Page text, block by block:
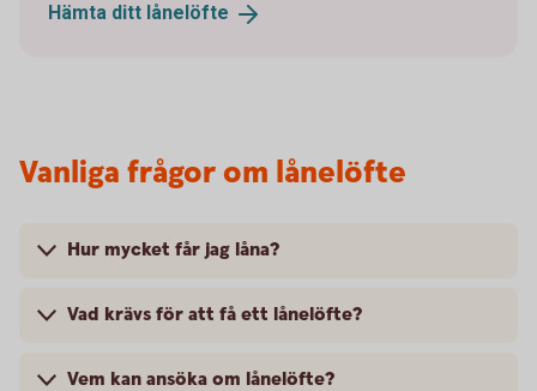
Hämta ditt lånelöfte
Vanliga frågor om lånelöfte
Hur mycket får jag låna?
Vad krävs för att få ett lånelöfte?
Vem kan ansöka om lånelöfte?